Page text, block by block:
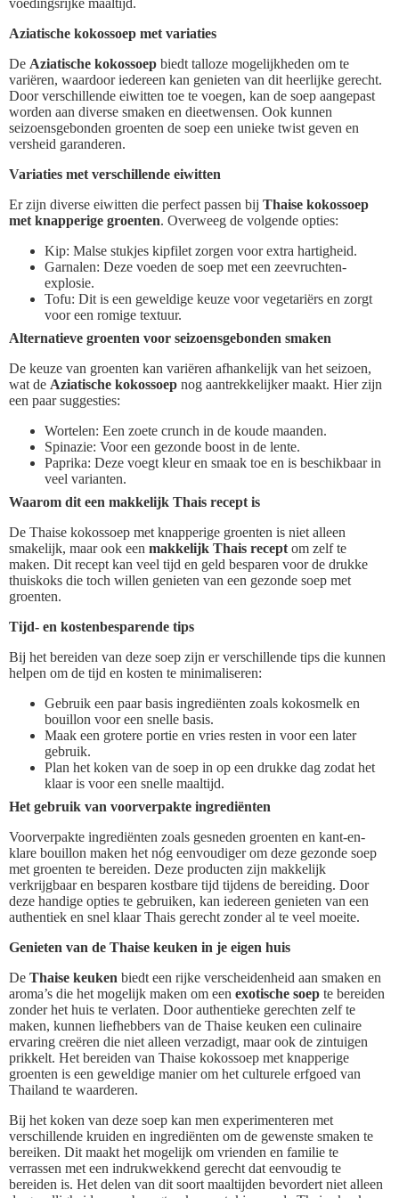
voedingsrijke maaltijd.
Aziatische kokossoep met variaties
De Aziatische kokossoep biedt talloze mogelijkheden om te
variëren, waardoor iedereen kan genieten van dit heerlijke gerecht.
Door verschillende eiwitten toe te voegen, kan de soep aangepast
worden aan diverse smaken en dieetwensen. Ook kunnen
seizoensgebonden groenten de soep een unieke twist geven en
versheid garanderen.
Variaties met verschillende eiwitten
Er zijn diverse eiwitten die perfect passen bij Thaise kokossoep
met knapperige groenten. Overweeg de volgende opties:
Kip: Malse stukjes kipfilet zorgen voor extra hartigheid.
Garnalen: Deze voeden de soep met een zeevruchten-
explosie.
Tofu: Dit is een geweldige keuze voor vegetariërs en zorgt
voor een romige textuur.
Alternatieve groenten voor seizoensgebonden smaken
De keuze van groenten kan variëren afhankelijk van het seizoen,
wat de Aziatische kokossoep nog aantrekkelijker maakt. Hier zijn
een paar suggesties:
Wortelen: Een zoete crunch in de koude maanden.
Spinazie: Voor een gezonde boost in de lente.
Paprika: Deze voegt kleur en smaak toe en is beschikbaar in
veel varianten.
Waarom dit een makkelijk Thais recept is
De Thaise kokossoep met knapperige groenten is niet alleen
smakelijk, maar ook een makkelijk Thais recept om zelf te
maken. Dit recept kan veel tijd en geld besparen voor de drukke
thuiskoks die toch willen genieten van een gezonde soep met
groenten.
Tijd- en kostenbesparende tips
Bij het bereiden van deze soep zijn er verschillende tips die kunnen
helpen om de tijd en kosten te minimaliseren:
Gebruik een paar basis ingrediënten zoals kokosmelk en
bouillon voor een snelle basis.
Maak een grotere portie en vries resten in voor een later
gebruik.
Plan het koken van de soep in op een drukke dag zodat het
klaar is voor een snelle maaltijd.
Het gebruik van voorverpakte ingrediënten
Voorverpakte ingrediënten zoals gesneden groenten en kant-en-
klare bouillon maken het nóg eenvoudiger om deze gezonde soep
met groenten te bereiden. Deze producten zijn makkelijk
verkrijgbaar en besparen kostbare tijd tijdens de bereiding. Door
deze handige opties te gebruiken, kan iedereen genieten van een
authentiek en snel klaar Thais gerecht zonder al te veel moeite.
Genieten van de Thaise keuken in je eigen huis
De Thaise keuken biedt een rijke verscheidenheid aan smaken en
aroma’s die het mogelijk maken om een exotische soep te bereiden
zonder het huis te verlaten. Door authentieke gerechten zelf te
maken, kunnen liefhebbers van de Thaise keuken een culinaire
ervaring creëren die niet alleen verzadigt, maar ook de zintuigen
prikkelt. Het bereiden van Thaise kokossoep met knapperige
groenten is een geweldige manier om het culturele erfgoed van
Thailand te waarderen.
Bij het koken van deze soep kan men experimenteren met
verschillende kruiden en ingrediënten om de gewenste smaken te
bereiken. Dit maakt het mogelijk om vrienden en familie te
verrassen met een indrukwekkend gerecht dat eenvoudig te
bereiden is. Het delen van dit soort maaltijden bevordert niet alleen